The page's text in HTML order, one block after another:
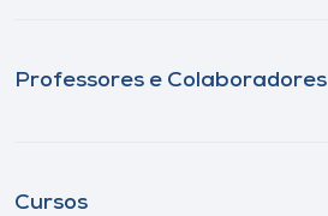
Professores e Colaboradores
Cursos